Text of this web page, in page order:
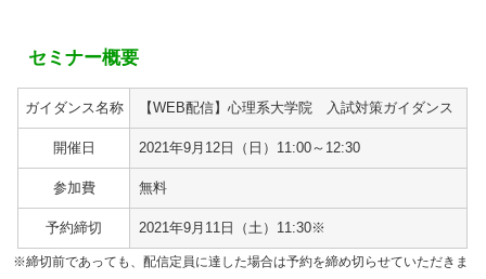
セミナー概要
ガイダンス名称 【WEB配信】心理系大学院 入試対策ガイダンス
開催日 2021年9月12日（日）11:00～12:30
参加費 無料
予約締切 2021年9月11日（土）11:30※
※締切前であっても、配信定員に達した場合は予約を締め切らせていただきま